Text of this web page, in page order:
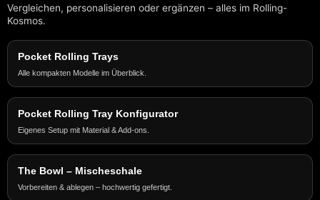
Vergleichen, personalisieren oder ergänzen – alles im Rolling-
Kosmos.
Pocket Rolling Trays
Alle kompakten Modelle im Überblick.
Pocket Rolling Tray Konfigurator
Eigenes Setup mit Material & Add-ons.
The Bowl – Mischeschale
Vorbereiten & ablegen – hochwertig gefertigt.